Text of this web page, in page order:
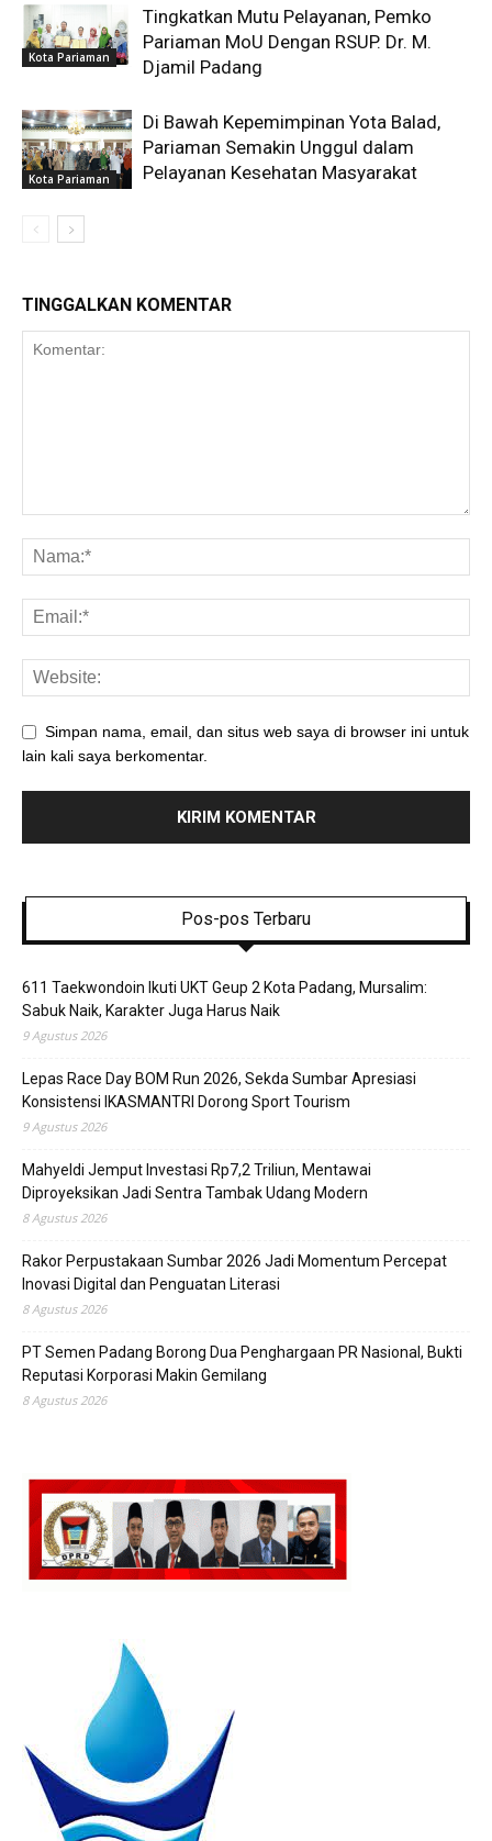
Kota Pariaman
Tingkatkan Mutu Pelayanan, Pemko
Pariaman MoU Dengan RSUP. Dr. M.
Djamil Padang
Kota Pariaman
Di Bawah Kepemimpinan Yota Balad,
Pariaman Semakin Unggul dalam
Pelayanan Kesehatan Masyarakat
TINGGALKAN KOMENTAR
Simpan nama, email, dan situs web saya di browser ini untuk
lain kali saya berkomentar.
Pos-pos Terbaru
611 Taekwondoin Ikuti UKT Geup 2 Kota Padang, Mursalim:
Sabuk Naik, Karakter Juga Harus Naik
9 Agustus 2026
Lepas Race Day BOM Run 2026, Sekda Sumbar Apresiasi
Konsistensi IKASMANTRI Dorong Sport Tourism
9 Agustus 2026
Mahyeldi Jemput Investasi Rp7,2 Triliun, Mentawai
Diproyeksikan Jadi Sentra Tambak Udang Modern
8 Agustus 2026
Rakor Perpustakaan Sumbar 2026 Jadi Momentum Percepat
Inovasi Digital dan Penguatan Literasi
8 Agustus 2026
PT Semen Padang Borong Dua Penghargaan PR Nasional, Bukti
Reputasi Korporasi Makin Gemilang
8 Agustus 2026